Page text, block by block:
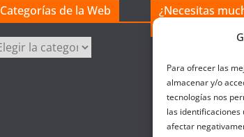
Categorías de la Web
¿Necesitas
Para ofrecer las
almacenar y/o
tecnologías nos
las
afectar